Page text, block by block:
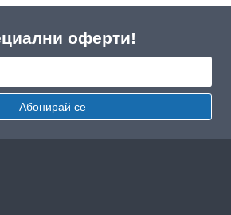
оферти!
Абонирай се